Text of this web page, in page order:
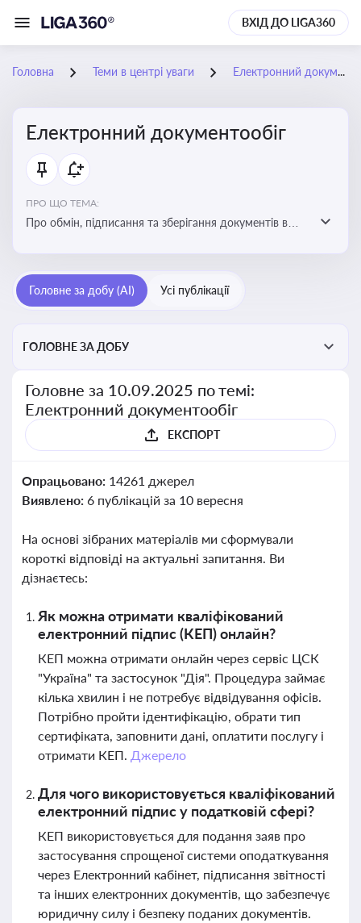
ВХІД ДО LIGA360
Головна Теми в центрі уваги Електронний документообіг
Електронний документообіг
ПРО ЩО ТЕМА:
Про обмін, підписання та зберігання документів в
Головне за добу (AI) Усі публікації
ГОЛОВНЕ ЗА ДОБУ
Головне за 10.09.2025 по темі:
Електронний документообіг
ЕКСПОРТ
Опрацьовано: 14261 джерел
Виявлено: 6 публікацій за 10 вересня
На основі зібраних матеріалів ми сформували
короткі відповіді на актуальні запитання. Ви
дізнаєтесь:
Як можна отримати кваліфікований
електронний підпис (КЕП) онлайн?
КЕП можна отримати онлайн через сервіс ЦСК
"Україна" та застосунок "Дія". Процедура займає
кілька хвилин і не потребує відвідування офісів.
Потрібно пройти ідентифікацію, обрати тип
сертифіката, заповнити дані, оплатити послугу і
отримати КЕП. Джерело
Для чого використовується кваліфікований
електронний підпис у податковій сфері?
КЕП використовується для подання заяв про
застосування спрощеної системи оподаткування
через Електронний кабінет, підписання звітності
та інших електронних документів, що забезпечує
юридичну силу і безпеку поданих документів.